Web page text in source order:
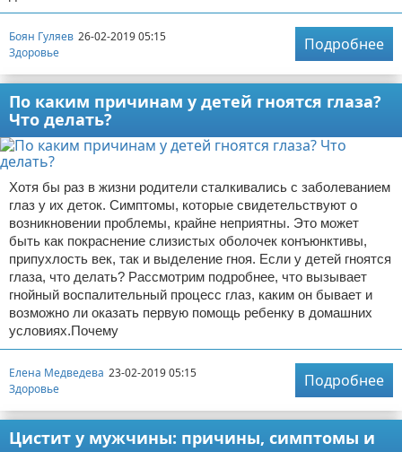
Боян Гуляев 26-02-2019 05:15
Здоровье
Подробнее
По каким причинам у детей гноятся глаза?
Что делать?
Хотя бы раз в жизни родители сталкивались с заболеванием
глаз у их деток. Симптомы, которые свидетельствуют о
возникновении проблемы, крайне неприятны. Это может
быть как покраснение слизистых оболочек конъюнктивы,
припухлость век, так и выделение гноя. Если у детей гноятся
глаза, что делать? Рассмотрим подробнее, что вызывает
гнойный воспалительный процесс глаз, каким он бывает и
возможно ли оказать первую помощь ребенку в домашних
условиях.Почему
Елена Медведева 23-02-2019 05:15
Здоровье
Подробнее
Цистит у мужчины: причины, симптомы и